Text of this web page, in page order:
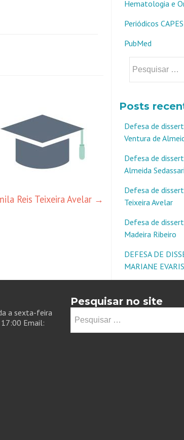
Reis Teixeira Avelar →
Hematologia e
Periódicos CAPES
PubMed
por:
Posts
Defesa de
Ventura de
Defesa de
Almeida Sedassari
Defesa de
Teixeira Avelar
Defesa de
Madeira Ribeiro
DEFESA DE
MARIANE
a sexta-feira
Email:
Pesquisar no site
por: